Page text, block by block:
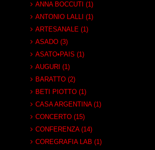
ANNA BOCCUTI (1)
ANTONIO LALLI (1)
ARTESANALE (1)
ASADO (3)
ASATO•PAIS (1)
AUGURI (1)
BARATTO (2)
BETI PIOTTO (1)
CASA ARGENTINA (1)
CONCERTO (15)
CONFERENZA (14)
COREGRAFIA LAB (1)